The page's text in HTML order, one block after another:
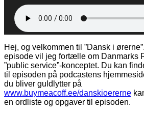
Hej, og velkommen til ”Dansk i
episode vil jeg fortælle om Danmarks
”public service”-konceptet. Du kan
til episoden på podcastens
du bliver guldlytter på
www.buymeacoff.ee/danskioererne
en ordliste og opgaver til episoden.